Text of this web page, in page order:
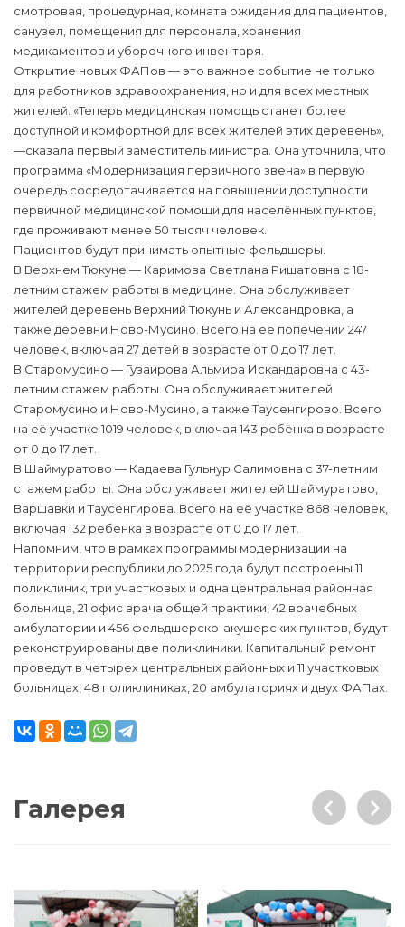
смотровая, процедурная, комната ожидания для пациентов,
санузел, помещения для персонала, хранения
медикаментов и уборочного инвентаря.
Открытие новых ФАПов — это важное событие не только
для работников здравоохранения, но и для всех местных
жителей. «Теперь медицинская помощь станет более
доступной и комфортной для всех жителей этих деревень»,
—сказала первый заместитель министра. Она уточнила, что
программа «Модернизация первичного звена» в первую
очередь сосредотачивается на повышении доступности
первичной медицинской помощи для населённых пунктов,
где проживают менее 50 тысяч человек.
Пациентов будут принимать опытные фельдшеры.
В Верхнем Тюкуне — Каримова Светлана Ришатовна с 18-
летним стажем работы в медицине. Она обслуживает
жителей деревень Верхний Тюкунь и Александровка, а
также деревни Ново-Мусино. Всего на её попечении 247
человек, включая 27 детей в возрасте от 0 до 17 лет.
В Старомусино — Гузаирова Альмира Искандаровна с 43-
летним стажем работы. Она обслуживает жителей
Старомусино и Ново-Мусино, а также Таусенгирово. Всего
на её участке 1019 человек, включая 143 ребёнка в возрасте
от 0 до 17 лет.
В Шаймуратово — Кадаева Гульнур Салимовна с 37-летним
стажем работы. Она обслуживает жителей Шаймуратово,
Варшавки и Таусенгирова. Всего на её участке 868 человек,
включая 132 ребёнка в возрасте от 0 до 17 лет.
Напомним, что в рамках программы модернизации на
территории республики до 2025 года будут построены 11
поликлиник, три участковых и одна центральная районная
больница, 21 офис врача общей практики, 42 врачебных
амбулатории и 456 фельдшерско-акушерских пунктов, будут
реконструированы две поликлиники. Капитальный ремонт
проведут в четырех центральных районных и 11 участковых
больницах, 48 поликлиниках, 20 амбулаториях и двух ФАПах.
Галерея